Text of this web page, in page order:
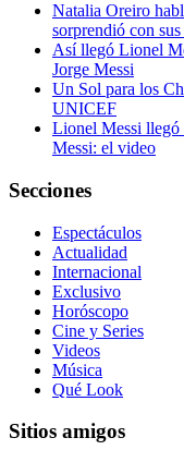
Natalia Oreiro
sorprendió con
Así llegó Lionel
Jorge Messi
Un Sol para los
UNICEF
Lionel Messi llegó
Messi: el video
Secciones
Espectáculos
Actualidad
Internacional
Exclusivo
Horóscopo
Cine y Series
Videos
Música
Qué Look
Sitios amigos